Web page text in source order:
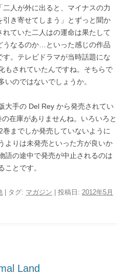
「二人が外に出ると、マイナスの力
引き寄せてしまう」とずっと聞か
れていた二人はの運命は果たして
うなるのか…といった感じの作品
す。テレビドラマが当時話題にな
もされていたんですね。そちらで
いのではないでしょうか。
大手の Del Rey から発売されてい
在庫がありませんね。いろいろと
までしか発売していないように
よりは未発売といった方が良いか
語の途中で発売が中止されるのは
ことです。
| タグ: マガジン | 投稿日: 2012年5月
Land